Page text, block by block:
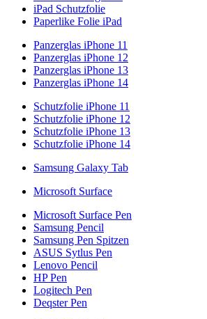
iPad Schutzfolie
Paperlike Folie iPad
Panzerglas iPhone 11
Panzerglas iPhone 12
Panzerglas iPhone 13
Panzerglas iPhone 14
Schutzfolie iPhone 11
Schutzfolie iPhone 12
Schutzfolie iPhone 13
Schutzfolie iPhone 14
Samsung Galaxy Tab
Microsoft Surface
Microsoft Surface Pen
Samsung Pencil
Samsung Pen Spitzen
ASUS Sytlus Pen
Lenovo Pencil
HP Pen
Logitech Pen
Deqster Pen